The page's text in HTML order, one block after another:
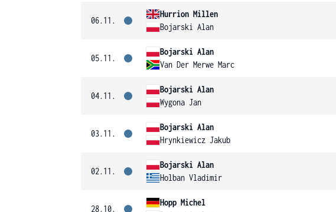
06.11.
Hurrion Millen
Bojarski Alan
05.11.
Bojarski Alan
Van Der Merwe Marc
04.11.
Bojarski Alan
Wygona Jan
03.11.
Bojarski Alan
Hrynkiewicz Jakub
02.11.
Bojarski Alan
Holban Vladimir
28.10.
Hopp Michel